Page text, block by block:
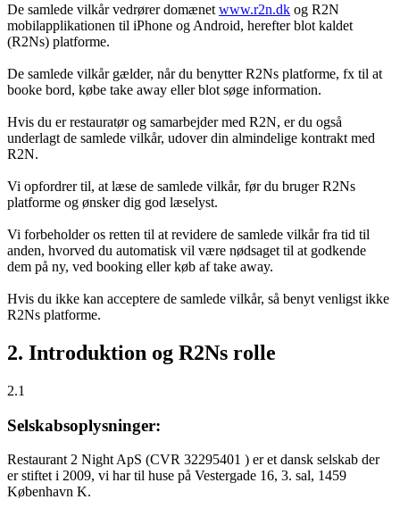
De samlede vilkår vedrører domænet www.r2n.dk og R2N
mobilapplikationen til iPhone og Android, herefter blot kaldet
(R2Ns) platforme.
De samlede vilkår gælder, når du benytter R2Ns platforme, fx til at
booke bord, købe take away eller blot søge information.
Hvis du er restauratør og samarbejder med R2N, er du også
underlagt de samlede vilkår, udover din almindelige kontrakt med
R2N.
Vi opfordrer til, at læse de samlede vilkår, før du bruger R2Ns
platforme og ønsker dig god læselyst.
Vi forbeholder os retten til at revidere de samlede vilkår fra tid til
anden, hvorved du automatisk vil være nødsaget til at godkende
dem på ny, ved booking eller køb af take away.
Hvis du ikke kan acceptere de samlede vilkår, så benyt venligst ikke
R2Ns platforme.
2. Introduktion og R2Ns rolle
2.1
Selskabsoplysninger:
Restaurant 2 Night ApS (CVR 32295401 ) er et dansk selskab der
er stiftet i 2009, vi har til huse på Vestergade 16, 3. sal, 1459
København K.